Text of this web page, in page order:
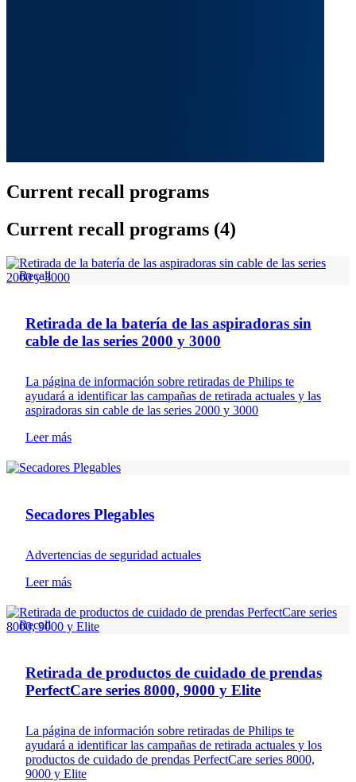
Current recall programs
Current recall programs (4)
Recall
Retirada de la batería de las aspiradoras sin
cable de las series 2000 y 3000
La página de información sobre retiradas de Philips te
ayudará a identificar las campañas de retirada actuales y las
aspiradoras sin cable de las series 2000 y 3000
Leer más
Secadores Plegables
Advertencias de seguridad actuales
Leer más
Recall
Retirada de productos de cuidado de prendas
PerfectCare series 8000, 9000 y Elite
La página de información sobre retiradas de Philips te
ayudará a identificar las campañas de retirada actuales y los
productos de cuidado de prendas PerfectCare series 8000,
9000 y Elite